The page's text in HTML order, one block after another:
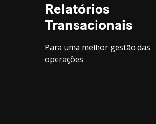
Relatórios
Transacionais
Para uma melhor gestão das
operações